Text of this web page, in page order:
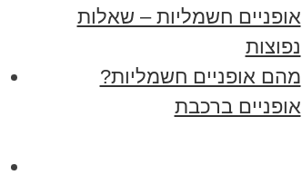
אופניים חשמליות – שאלות
נפוצות
מהם אופניים חשמליות?
אופניים ברכבת